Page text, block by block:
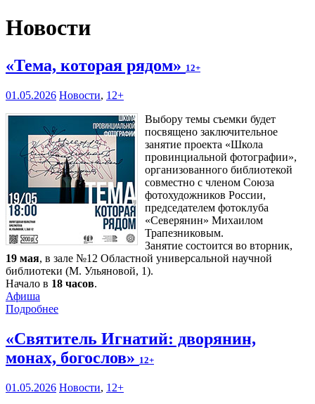
Новости
«Тема, которая рядом» 12+
01.05.2026 Новости, 12+
Выбору темы съемки будет
посвящено заключительное
занятие проекта «Школа
провинциальной фотографии»,
организованного библиотекой
совместно с членом Союза
фотохудожников России,
председателем фотоклуба
«Северянин» Михаилом
Трапезниковым.
Занятие состоится во вторник,
19 мая, в зале №12 Областной универсальной научной
библиотеки (М. Ульяновой, 1).
Начало в 18 часов.
Афиша
Подробнее
«Святитель Игнатий: дворянин,
монах, богослов» 12+
01.05.2026 Новости, 12+